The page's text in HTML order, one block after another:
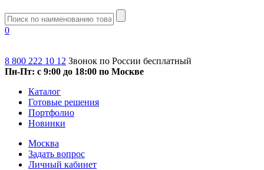
0
8 800 222 10 12 Звонок по России бесплатный
Пн-Пт: с 9:00 до 18:00 по Москве
Каталог
Готовые решения
Портфолио
Новинки
Москва
Задать вопрос
Личный кабинет